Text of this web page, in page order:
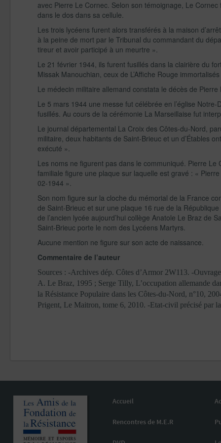
avec Pierre Le Cornec. Selon son témoignage, Le
dans le dos dans sa cellule.
Les trois lycéens furent alors transférés à la maison
à la peine de mort par le Tribunal du commandant du
tireur et avoir participé à un meurtre ».
Le 21 février 1944, ils furent fusillés dans la clairière du
Missak Manouchian, ceux de L’Affiche Rouge
Le médecin militaire allemand constata le décès de
Le 5 mars 1944 une messe fut célébrée en l’église
fusillés. Au cours de la cérémonie La Marseillaise fut
Le journal départemental La Croix des Côtes-du-Nord,
militaire, deux habitants de Saint-Brieuc et un d’Étables
exécuté ».
Les noms ne figurent pas dans le communiqué. Pierre
familiale figure une plaque sur laquelle est gravé : «
02-1944 ».
Son nom figure sur la cloche du mémorial de la France
de Saint-Brieuc et sur une plaque 16 rue de la
de l’ancien lycée aujourd’hui collège Anatole Le Braz de
Saint-Brieuc porte le nom des Lycéens Martyrs.
Aucune mention ne figure sur son acte de naissance.
Commentaire de l’auteur
Sources : -Archives dép. Côtes d’Armor 2W113. -
A. Le Braz, 1995 ; Serge Tilly, L’occupation allemande
la Résistance Populaire dans les Côtes-du-Nord, n°10,
Prigent, Le Maitron, tome 6, 2010. -Etat-civil précisé par
Accueil
Rencontres de M.E.R